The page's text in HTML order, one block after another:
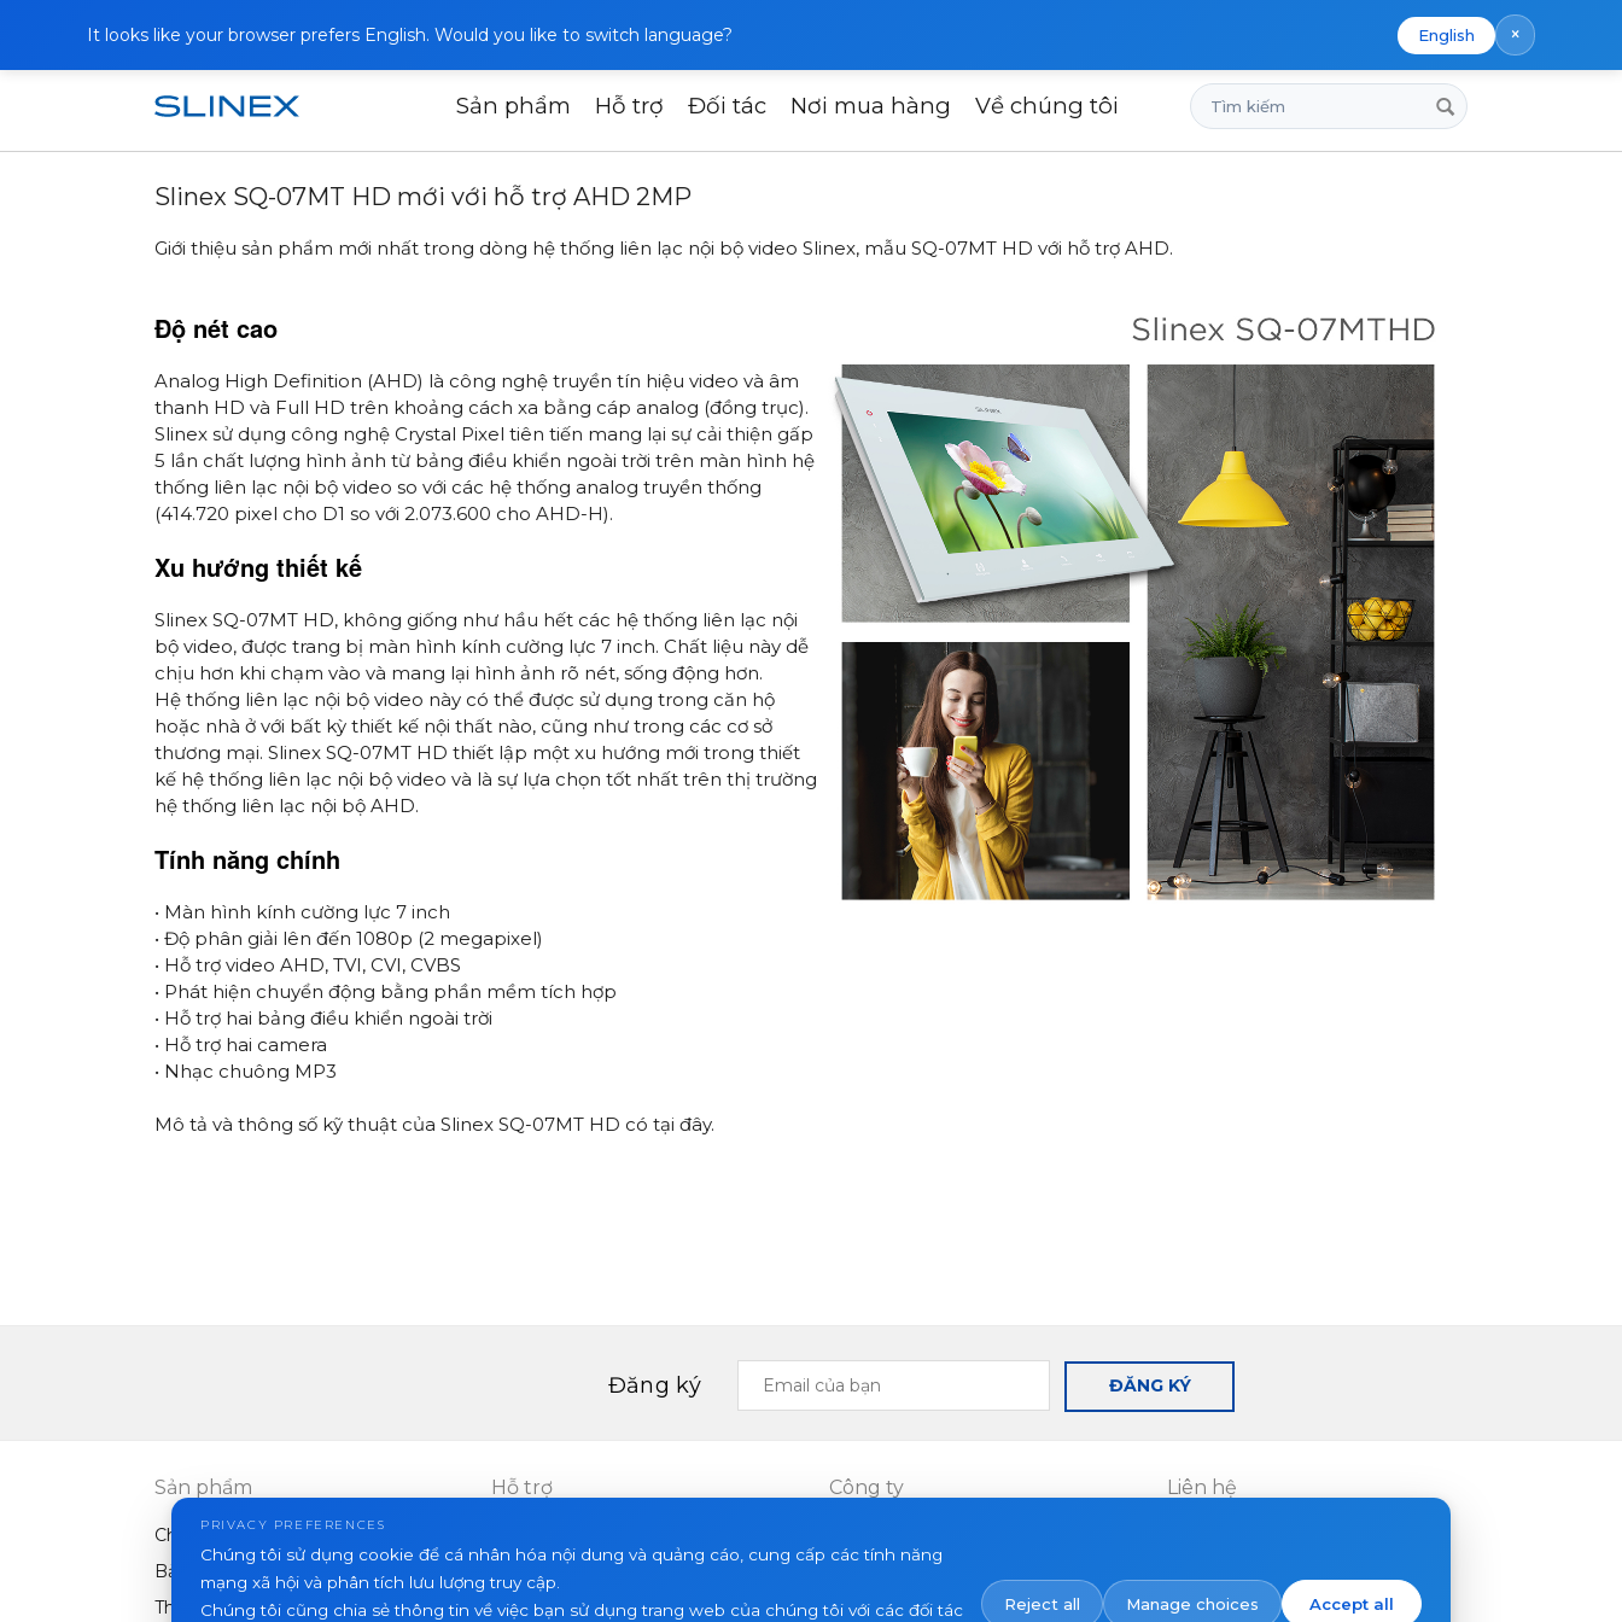
It looks like your browser prefers English. Would you like to switch language? English ×
Sản phẩm Hỗ trợ Đối tác Nơi mua hàng Về chúng tôi
Tìm
kiếm
Trang chủ Tin tức Slinex SQ-07MT HD mới với hỗ trợ AHD 2MP
Slinex SQ-07MT HD mới với hỗ trợ AHD 2MP
Giới thiệu sản phẩm mới nhất trong dòng hệ thống liên lạc nội bộ video Slinex, mẫu SQ-07MT HD với hỗ trợ AHD.
Độ nét cao
Analog High Definition (AHD) là công nghệ truyền tín hiệu video và âm
thanh HD và Full HD trên khoảng cách xa bằng cáp analog (đồng trục).
Slinex sử dụng công nghệ Crystal Pixel tiên tiến mang lại sự cải thiện gấp
5 lần chất lượng hình ảnh từ bảng điều khiển ngoài trời trên màn hình hệ
thống liên lạc nội bộ video so với các hệ thống analog truyền thống
(414.720 pixel cho D1 so với 2.073.600 cho AHD-H).
Xu hướng thiết kế
Slinex SQ-07MT HD, không giống như hầu hết các hệ thống liên lạc nội
bộ video, được trang bị màn hình kính cường lực 7 inch. Chất liệu này dễ
chịu hơn khi chạm vào và mang lại hình ảnh rõ nét, sống động hơn.
Hệ thống liên lạc nội bộ video này có thể được sử dụng trong căn hộ
hoặc nhà ở với bất kỳ thiết kế nội thất nào, cũng như trong các cơ sở
thương mại. Slinex SQ-07MT HD thiết lập một xu hướng mới trong thiết
kế hệ thống liên lạc nội bộ video và là sự lựa chọn tốt nhất trên thị trường
hệ thống liên lạc nội bộ AHD.
Tính năng chính
• Màn hình kính cường lực 7 inch
• Độ phân giải lên đến 1080p (2 megapixel)
• Hỗ trợ video AHD, TVI, CVI, CVBS
• Phát hiện chuyển động bằng phần mềm tích hợp
• Hỗ trợ hai bảng điều khiển ngoài trời
• Hỗ trợ hai camera
• Nhạc chuông MP3
Mô tả và thông số kỹ thuật của Slinex SQ-07MT HD có tại đây.
Đăng ký
Email
của
ĐĂNG KÝ
Sản phẩm
Chuông cửa video
Bảng điều khiển ngoài trời
Thiết bị khác
Hỗ trợ Công ty
Về chúng tôi
Tin tức
Liên hệ
PRIVACY PREFERENCES
Chúng tôi sử dụng cookie để cá nhân hóa nội dung và quảng cáo, cung cấp các tính năng
mạng xã hội và phân tích lưu lượng truy cập.
Chúng tôi cũng chia sẻ thông tin về việc bạn sử dụng trang web của chúng tôi với các đối tác
Reject all Manage choices Accept all